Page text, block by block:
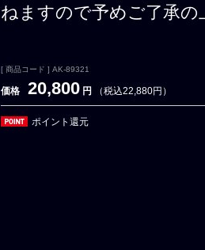
ねますので予めご了承
[ 商品コード ] AK-89321
価格 20,800 円 （税込22,880円）
ポイント還元